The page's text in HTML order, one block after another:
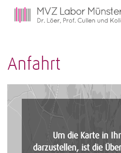
Anfahrt
Um die Karte in
darzustellen, ist die